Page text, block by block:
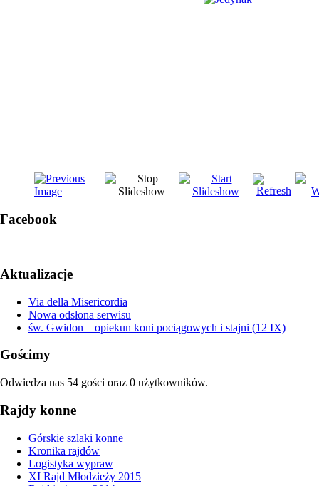
Facebook
Aktualizacje
Via della Misericordia
Nowa odsłona serwisu
św. Gwidon – opiekun koni pociągowych i stajni (12 IX)
Gościmy
Odwiedza nas 54 gości oraz 0 użytkowników.
Rajdy konne
Górskie szlaki konne
Kronika rajdów
Logistyka wypraw
XI Rajd Młodzieży 2015